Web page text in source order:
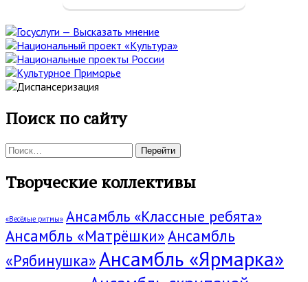
Поиск по сайту
Поиск:
Творческие коллективы
«Весёлые ритмы» Ансамбль «Классные ребята»
Ансамбль «Матрёшки»Ансамбль
«Рябинушка»Ансамбль «Ярмарка»